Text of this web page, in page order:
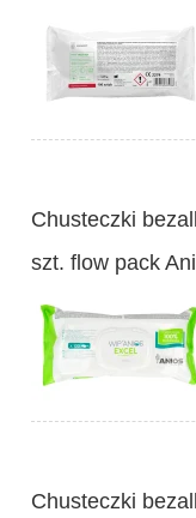
Chusteczki
szt. flow pack
Chusteczki